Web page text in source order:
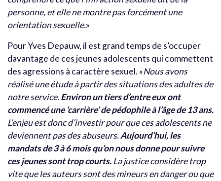
personne, et elle ne montre pas forcément une
orientation sexuelle.»
Pour Yves Depauw, il est grand temps de s’occuper
davantage de ces jeunes adolescents qui commettent
des agressions à caractère sexuel. «Nous avons
réalisé une étude à partir des situations des adultes de
notre service.Environ un tiers d’entre eux ont
commencé une ‘carrière’ de pédophile à l’âge de 13 ans.
L’enjeu est donc d’investir pour que ces adolescents ne
deviennent pas des abuseurs.Aujourd’hui, les
mandats de 3 à 6 mois qu’on nous donne pour suivre
ces jeunes sont trop courts.La justice considère trop
vite que les auteurs sont des mineurs en danger ou que